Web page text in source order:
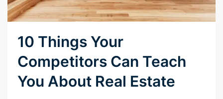
10 Things Your
Competitors Can Teach
You About Real Estate